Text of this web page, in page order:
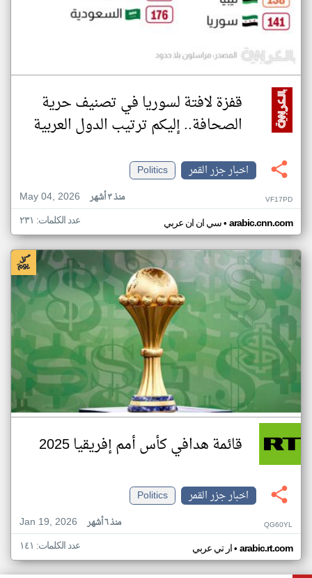
قفزة لافتة لسوريا في تصنيف حرية
الصحافة.. إليكم ترتيب الدول العربية
اخبار جزر القمر
Politics
May 04, 2026
منذ ٣ أشهر VF17PD
سي ان ان عربي• arabic.cnn.com عدد الكلمات: ٢٣١
قائمة هدافي كأس أمم إفريقيا 2025
اخبار جزر القمر
Politics
Jan 19, 2026
منذ ٦ أشهر QG60YL
ار تي عربي• arabic.rt.com عدد الكلمات: ١٤١